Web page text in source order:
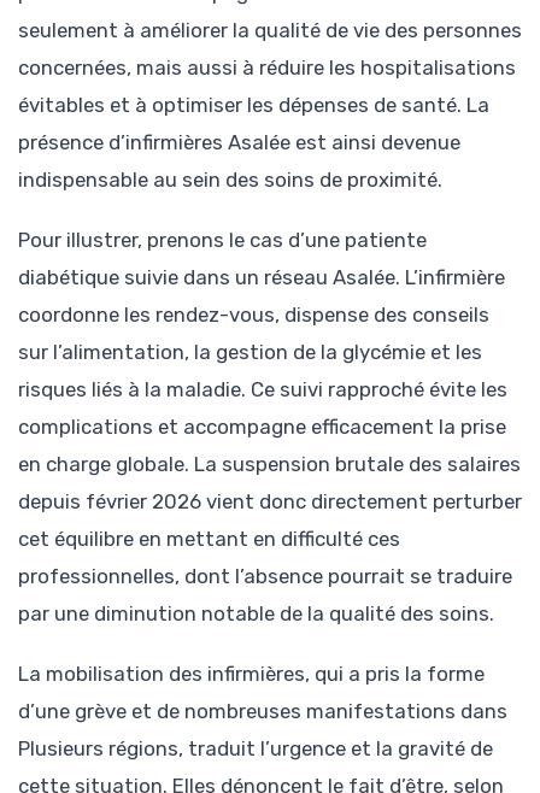
seulement à améliorer la qualité de vie des personnes
concernées, mais aussi à réduire les hospitalisations
évitables et à optimiser les dépenses de santé. La
présence d’infirmières Asalée est ainsi devenue
indispensable au sein des soins de proximité.
Pour illustrer, prenons le cas d’une patiente
diabétique suivie dans un réseau Asalée. L’infirmière
coordonne les rendez-vous, dispense des conseils
sur l’alimentation, la gestion de la glycémie et les
risques liés à la maladie. Ce suivi rapproché évite les
complications et accompagne efficacement la prise
en charge globale. La suspension brutale des salaires
depuis février 2026 vient donc directement perturber
cet équilibre en mettant en difficulté ces
professionnelles, dont l’absence pourrait se traduire
par une diminution notable de la qualité des soins.
La mobilisation des infirmières, qui a pris la forme
d’une grève et de nombreuses manifestations dans
Plusieurs régions, traduit l’urgence et la gravité de
cette situation. Elles dénoncent le fait d’être, selon